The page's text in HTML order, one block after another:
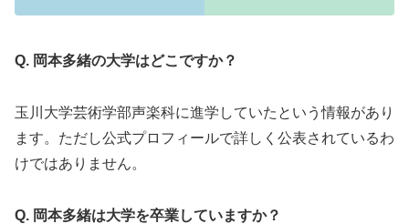
Q. 岡本多緒の大学はどこですか？
玉川大学芸術学部声楽科に進学していたという情報があり
ます。ただし公式プロフィールで詳しく公表されているわ
けではありません。
Q. 岡本多緒は大学を卒業していますか？